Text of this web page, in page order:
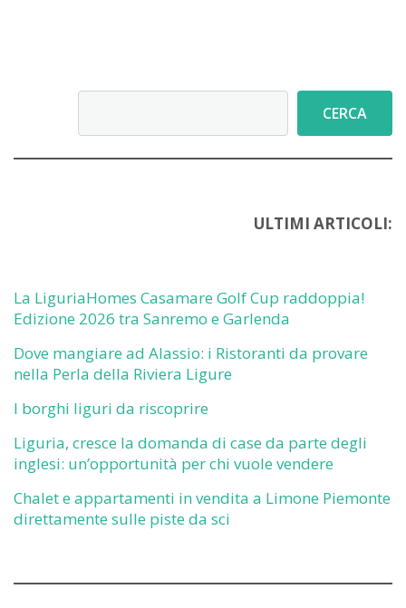
CERCA
ULTIMI ARTICOLI:
La LiguriaHomes Casamare Golf Cup raddoppia!
Edizione 2026 tra Sanremo e Garlenda
Dove mangiare ad Alassio: i Ristoranti da provare
nella Perla della Riviera Ligure
I borghi liguri da riscoprire
Liguria, cresce la domanda di case da parte degli
inglesi: un’opportunità per chi vuole vendere
Chalet e appartamenti in vendita a Limone Piemonte
direttamente sulle piste da sci